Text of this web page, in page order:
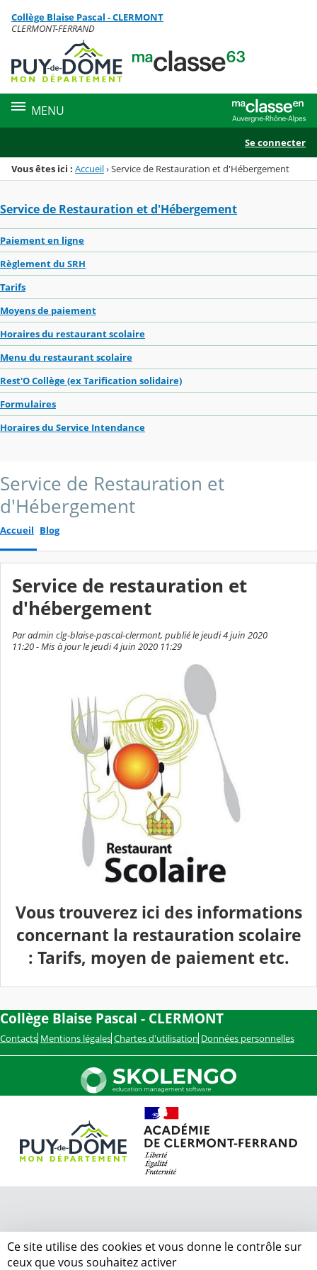
Menu de la rubrique
Contenu
Collège Blaise Pascal - CLERMONT
CLERMONT-FERRAND
MENU
Se connecter
Vous êtes ici : Accueil›Service de Restauration et d'Hébergement
Service de Restauration et d'Hébergement
Paiement en ligne
Règlement du SRH
Tarifs
Moyens de paiement
Horaires du restaurant scolaire
Menu du restaurant scolaire
Rest'O Collège (ex Tarification solidaire)
Formulaires
Horaires du Service Intendance
Service de Restauration et
d'Hébergement
Accueil Blog
Service de restauration et
d'hébergement
Par admin clg-blaise-pascal-clermont, publié le jeudi 4 juin 2020
11:20 - Mis à jour le jeudi 4 juin 2020 11:29
Vous trouverez ici des informations
concernant la restauration scolaire
: Tarifs, moyen de paiement etc.
Collège Blaise Pascal - CLERMONT
Contacts Mentions légales Chartes d'utilisation Données personnelles
Ce site utilise des cookies et vous donne le contrôle sur
ceux que vous souhaitez activer